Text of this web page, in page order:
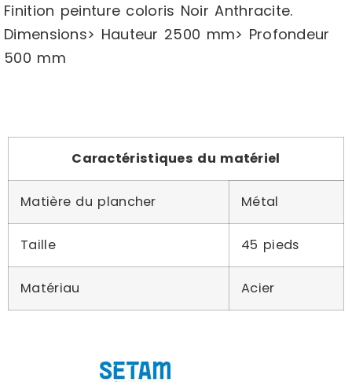
Finition peinture coloris Noir Anthracite.
Dimensions> Hauteur 2500 mm> Profondeur
500 mm
Caractéristiques du matériel
Matière du plancher Métal
Taille 45 pieds
Matériau Acier